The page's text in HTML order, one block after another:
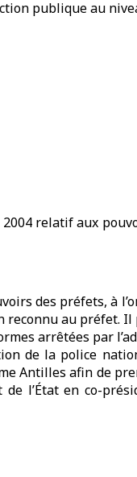
publique au
relatif aux
des préfets, à
reconnu au préfet. Il
arrêtées par
de la police
Antilles afin de
l’État en co-